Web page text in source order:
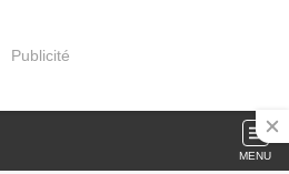
Publicité
MENU